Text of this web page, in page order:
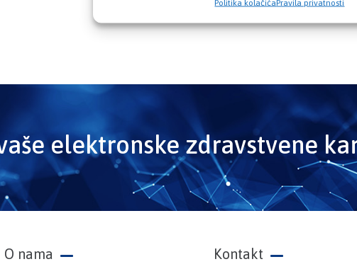
Politika kolačićaPravila privatnosti
elektronske zdravstvene
O nama Kontakt